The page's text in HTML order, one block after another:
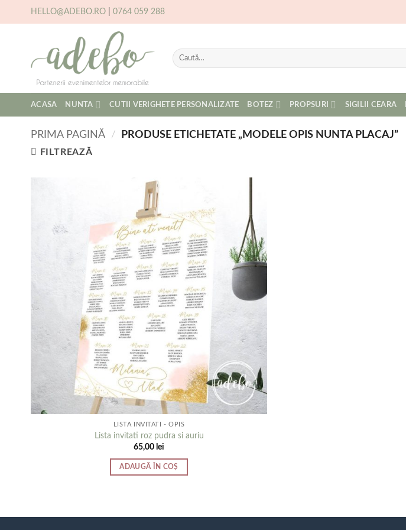
HELLO@ADEBO.RO 0764 059 288
Caută
după:
ACASA NUNTA CUTII VERIGHETE PERSONALIZATE BOTEZ PROPSURI SIGILII CEARA
PRIMA PAGINĂ / PRODUSE ETICHETATE „MODELE OPIS NUNTA PLACAJ”
FILTREAZĂ
LISTA INVITATI - OPIS
Lista invitati roz pudra si auriu
65,00 lei
ADAUGĂ ÎN COȘ